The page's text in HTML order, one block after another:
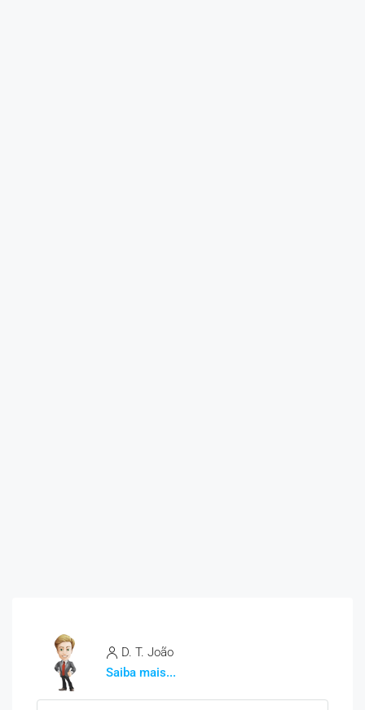
D. T. João
Saiba mais...